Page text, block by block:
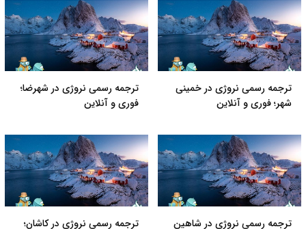
ترجمه رسمی نروژی در خمینی
شهر؛ فوری و آنلاین
ترجمه رسمی نروژی در شهرضا؛
فوری و آنلاین
ترجمه رسمی نروژی در شاهین
ترجمه رسمی نروژی در کاشان؛